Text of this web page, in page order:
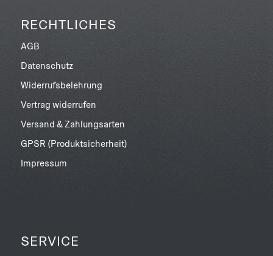
RECHTLICHES
AGB
Datenschutz
Widerrufsbelehrung
Vertrag widerrufen
Versand & Zahlungsarten
GPSR (Produktsicherheit)
Impressum
SERVICE